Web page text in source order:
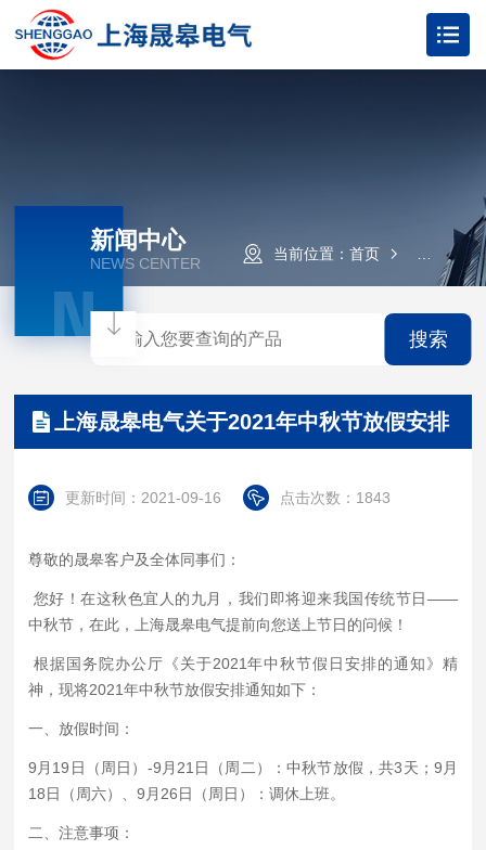
当前位置： 首页 新闻资讯
N
新闻中心
NEWS CENTER
搜索
上海晟皋电气关于2021年中秋节放假安排
更新时间：2021-09-16 点击次数：1843
尊敬的晟皋客户及全体同事们：
您好！在这秋色宜人的九月，我们即将迎来我国传统节日——
中秋节，在此，上海晟皋电气提前向您送上节日的问候！
根据国务院办公厅《关于2021年中秋节假日安排的通知》精
神，现将2021年中秋节放假安排通知如下：
一、放假时间：
9月19日（周日）-9月21日（周二）：中秋节放假，共3天；9月
18日（周六）、9月26日（周日）：调休上班。
二、注意事项：